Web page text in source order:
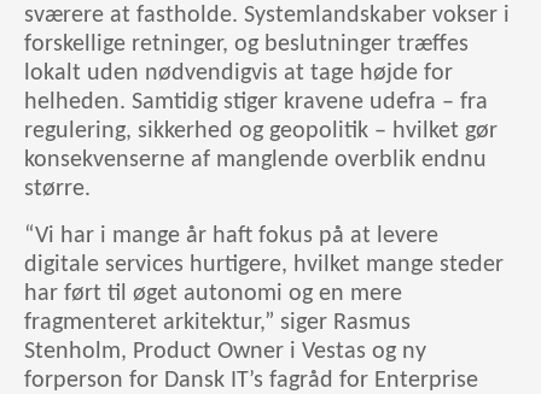
sværere at fastholde. Systemlandskaber vokser i
forskellige retninger, og beslutninger træffes
lokalt uden nødvendigvis at tage højde for
helheden. Samtidig stiger kravene udefra – fra
regulering, sikkerhed og geopolitik – hvilket gør
konsekvenserne af manglende overblik endnu
større.
“Vi har i mange år haft fokus på at levere
digitale services hurtigere, hvilket mange steder
har ført til øget autonomi og en mere
fragmenteret arkitektur,” siger Rasmus
Stenholm, Product Owner i Vestas og ny
forperson for Dansk IT’s fagråd for Enterprise